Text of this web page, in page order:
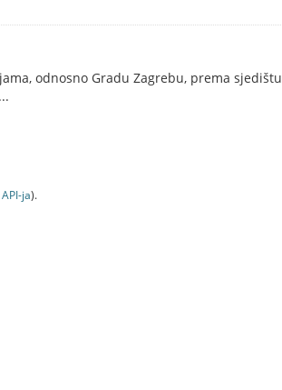
odnosno Gradu Zagrebu, prema sjedištu
jа).